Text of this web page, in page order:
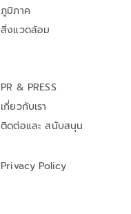
ภูมิภาค
สิ่งแวดล้อม
PR & PRESS
เกี่ยวกับเรา
ติดต่อและ สนับสนุน
Privacy Policy